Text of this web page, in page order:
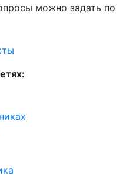
можно задать по